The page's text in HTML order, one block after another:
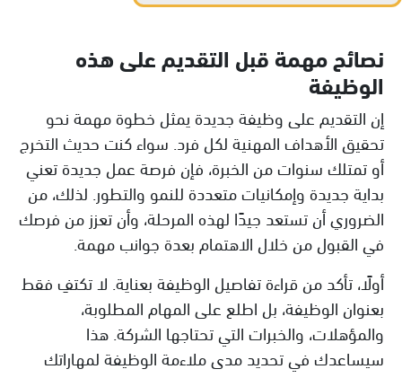
نصائح مهمة قبل التقديم على هذه
الوظيفة
إن التقديم على وظيفة جديدة يمثل خطوة مهمة نحو
تحقيق الأهداف المهنية لكل فرد. سواء كنت حديث التخرج
أو تمتلك سنوات من الخبرة، فإن فرصة عمل جديدة تعني
بداية جديدة وإمكانيات متعددة للنمو والتطور. لذلك، من
الضروري أن تستعد جيدًا لهذه المرحلة، وأن تعزز من فرصك
في القبول من خلال الاهتمام بعدة جوانب مهمة.
أولًا، تأكد من قراءة تفاصيل الوظيفة بعناية. لا تكتفِ فقط
بعنوان الوظيفة، بل اطلع على المهام المطلوبة،
والمؤهلات، والخبرات التي تحتاجها الشركة. هذا
سيساعدك في تحديد مدى ملاءمة الوظيفة لمهاراتك